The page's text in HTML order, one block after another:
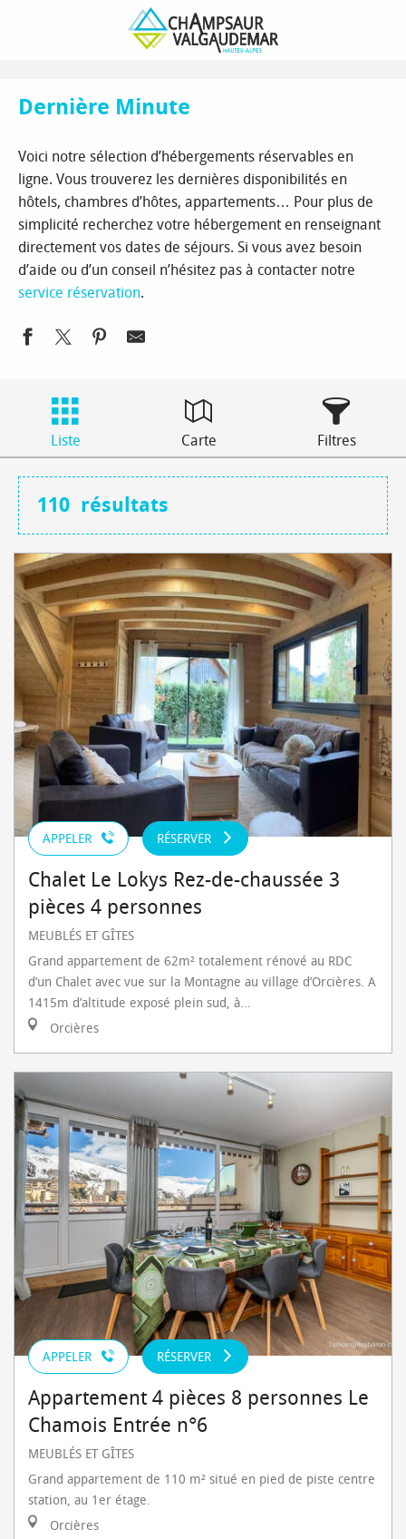
Réserver votre séjour à la montagne
Dernière Minute
Voici notre sélection d’hébergements réservables en
ligne. Vous trouverez les dernières disponibilités en
hôtels, chambres d’hôtes, appartements… Pour plus de
simplicité recherchez votre hébergement en renseignant
directement vos dates de séjours. Si vous avez besoin
d’aide ou d’un conseil n’hésitez pas à contacter notre
service réservation.
Liste Carte Filtres
110 résultats
APPELER RÉSERVER
Chalet Le Lokys Rez-de-chaussée 3
pièces 4 personnes
MEUBLÉS ET GÎTES
Grand appartement de 62m² totalement rénové au RDC
d’un Chalet avec vue sur la Montagne au village d’Orcières. A
1415m d’altitude exposé plein sud, à...
Orcières
APPELER RÉSERVER
Appartement 4 pièces 8 personnes Le
Chamois Entrée n°6
MEUBLÉS ET GÎTES
Grand appartement de 110 m² situé en pied de piste centre
station, au 1er étage.
Orcières